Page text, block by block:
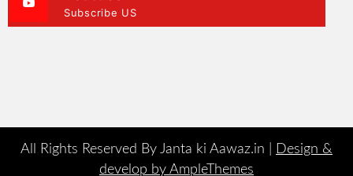
Subscribe US
All Rights Reserved By Janta ki Aawaz.in |
Design &
develop by AmpleThemes